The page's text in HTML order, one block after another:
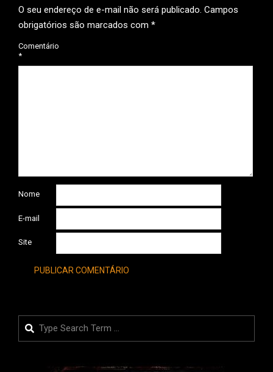
O seu endereço de e-mail não será publicado. Campos
obrigatórios são marcados com *
Comentário
*
Nome
E-mail
Site
Search